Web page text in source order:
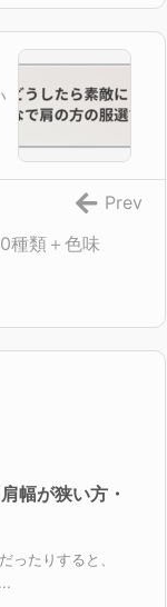
種類＋色味
Prev
幅が狭い方・
ったりすると、